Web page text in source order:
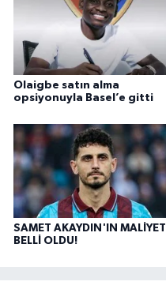
Olaigbe satın alma
opsiyonuyla Basel’e gitti
SAMET AKAYDIN'IN MALİYETİ
BELLİ OLDU!